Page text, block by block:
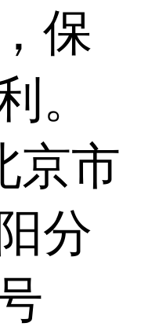
保
。
京市
分